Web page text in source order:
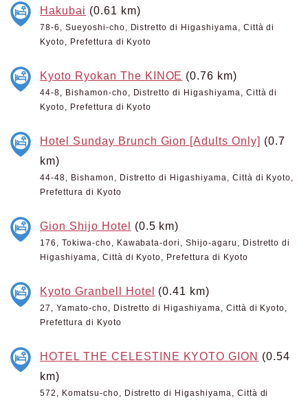
Hakubai (0.61 km)
78-6, Sueyoshi-cho, Distretto di Higashiyama, Città di
Kyoto, Prefettura di Kyoto
Kyoto Ryokan The KINOE (0.76 km)
44-8, Bishamon-cho, Distretto di Higashiyama, Città di
Kyoto, Prefettura di Kyoto
Hotel Sunday Brunch Gion [Adults Only] (0.7
km)
44-48, Bishamon, Distretto di Higashiyama, Città di Kyoto,
Prefettura di Kyoto
Gion Shijo Hotel (0.5 km)
176, Tokiwa-cho, Kawabata-dori, Shijo-agaru, Distretto di
Higashiyama, Città di Kyoto, Prefettura di Kyoto
Kyoto Granbell Hotel (0.41 km)
27, Yamato-cho, Distretto di Higashiyama, Città di Kyoto,
Prefettura di Kyoto
HOTEL THE CELESTINE KYOTO GION (0.54
km)
572, Komatsu-cho, Distretto di Higashiyama, Città di